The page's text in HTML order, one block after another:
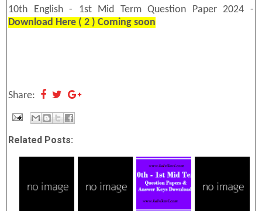
10th English - 1st Mid Term Question Paper 2024 -
Download Here ( 2 ) Coming soon
Share:
Related Posts: